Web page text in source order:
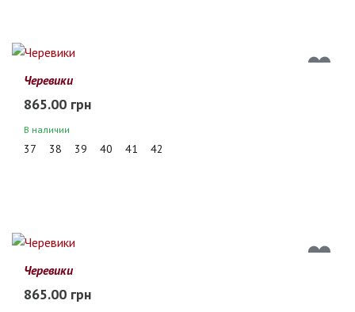
Черевики
865.00 грн
В наличии
37 38 39 40 41 42
Черевики
865.00 грн